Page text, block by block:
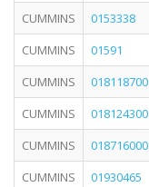
CUMMINS
0153338
CUMMINS
01591
CUMMINS
018118700
CUMMINS
018124300
CUMMINS
018716000
CUMMINS
01930465